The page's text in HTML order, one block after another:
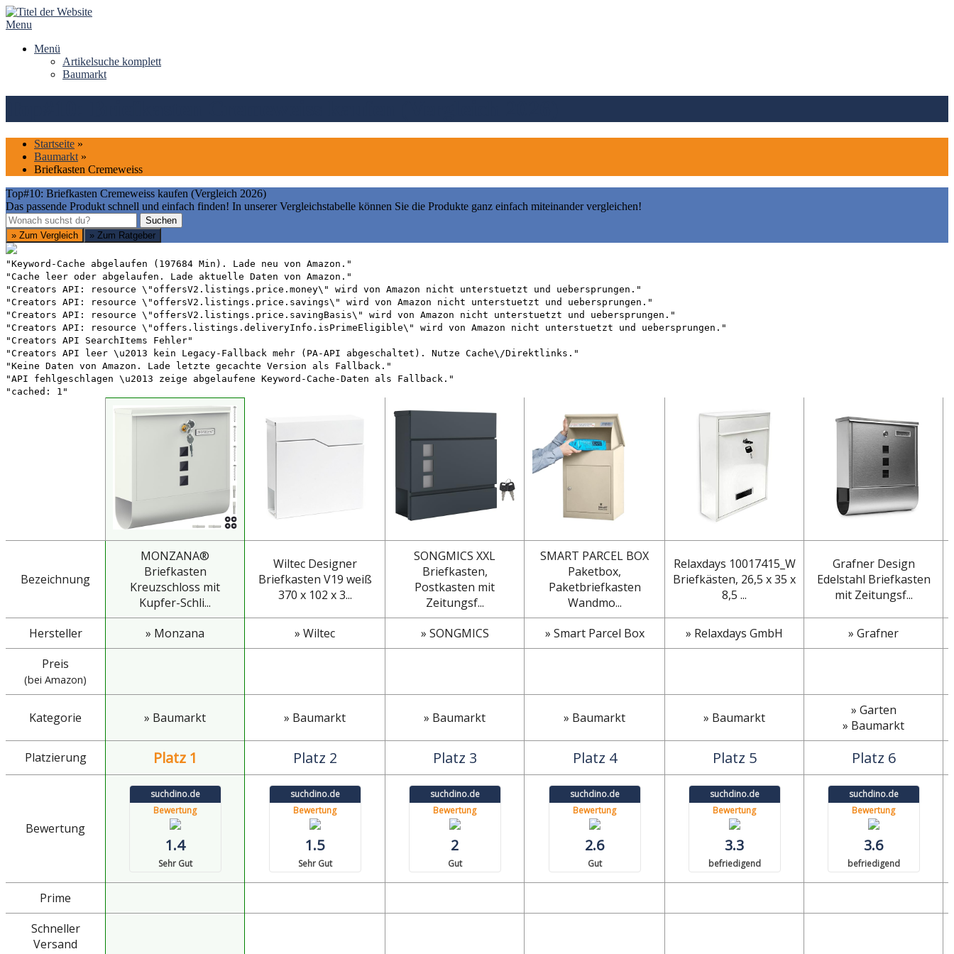
Skip
to
Menu
Menü
Artikelsuche komplett
Baumarkt
Startseite »
Baumarkt »
Briefkasten Cremeweiss
Top#10: Briefkasten Cremeweiss kaufen (Vergleich 2026)
Das passende Produkt schnell und einfach finden! In unserer Vergleichstabelle können Sie die Produkte ganz einfach miteinander vergleichen!
Suchen
Suchen
» Zum Vergleich
» Zum Ratgeber
"Keyword-Cache abgelaufen (197684 Min). Lade neu von Amazon."
"Cache leer oder abgelaufen. Lade aktuelle Daten von Amazon."
"Creators API: resource \"offersV2.listings.price.money\" wird von Amazon nicht unterstuetzt und uebersprungen."
"Creators API: resource \"offersV2.listings.price.savings\" wird von Amazon nicht unterstuetzt und uebersprungen."
"Creators API: resource \"offersV2.listings.price.savingBasis\" wird von Amazon nicht unterstuetzt und uebersprungen."
"Creators API: resource \"offers.listings.deliveryInfo.isPrimeEligible\" wird von Amazon nicht unterstuetzt und uebersprungen."
"Creators API SearchItems Fehler"
"Creators API leer \u2013 kein Legacy-Fallback mehr (PA-API abgeschaltet). Nutze Cache\/Direktlinks."
"Keine Daten von Amazon. Lade letzte gecachte Version als Fallback."
"API fehlgeschlagen \u2013 zeige abgelaufene Keyword-Cache-Daten als Fallback."
"cached: 1"
Bezeichnung
MONZANA®
Briefkasten
Kreuzschloss mit
Kupfer-Schli...
Wiltec Designer
Briefkasten V19 weiß
370 x 102 x 3...
SONGMICS XXL
Briefkasten,
Postkasten mit
Zeitungsf...
SMART PARCEL BOX
Paketbox,
Paketbriefkasten
Wandmo...
Relaxdays 10017415_W
Briefkästen, 26,5 x 35 x
8,5 ...
Grafner Design
Edelstahl Briefkasten
mit Zeitungsf...
Hersteller » Monzana » Wiltec » SONGMICS » Smart Parcel Box » Relaxdays GmbH
» Grafner
Preis
(bei Amazon)
Kategorie » Baumarkt » Baumarkt » Baumarkt » Baumarkt » Baumarkt
» Garten
» Baumarkt
Platzierung Platz 1 Platz 2 Platz 3 Platz 4 Platz 5 Platz 6
Bewertung
suchdino.de
Bewertung
1.4
Sehr Gut
suchdino.de
Bewertung
1.5
Sehr Gut
suchdino.de
Bewertung
2
Gut
suchdino.de
Bewertung
2.6
Gut
suchdino.de
Bewertung
3.3
befriedigend
suchdino.de
Bewertung
3.6
befriedigend
Prime
Schneller
Versand